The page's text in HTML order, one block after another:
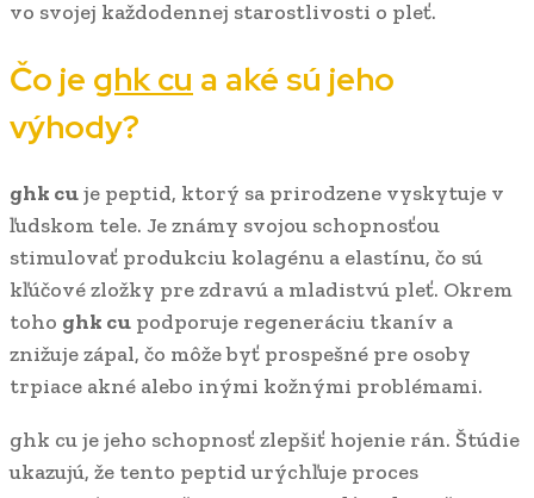
vo svojej každodennej starostlivosti o pleť.
Čo je ghk cu a aké sú jeho
výhody?
ghk cuje peptid, ktorý sa prirodzene vyskytuje v
ľudskom tele. Je známy svojou schopnosťou
stimulovať produkciu kolagénu a elastínu, čo sú
kľúčové zložky pre zdravú a mladistvú pleť. Okrem
toho ghk cu podporuje regeneráciu tkanív a
znižuje zápal, čo môže byť prospešné pre osoby
trpiace akné alebo inými kožnými problémami.
ghk cu je jeho schopnosť zlepšiť hojenie rán. Štúdie
ukazujú, že tento peptid urýchľuje proces